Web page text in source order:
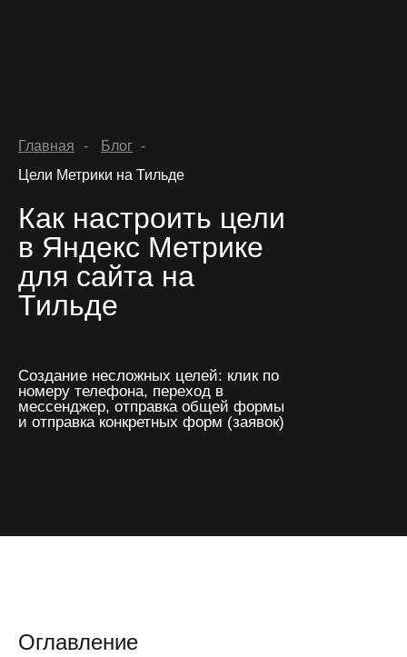
Главная
Услуги и цены
Этапы
Контакты
Главная - Блог -
Цели Метрики на Тильде
Как настроить цели
в Яндекс Метрике
для сайта на
Тильде
Cоздание несложных целей: клик по
номеру телефона, переход в
мессенджер, отправка общей формы
и отправка конкретных форм (заявок)
Оглавление